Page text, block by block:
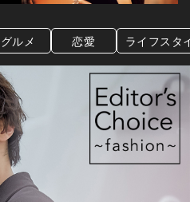
グルメ 恋愛 ライフスタ